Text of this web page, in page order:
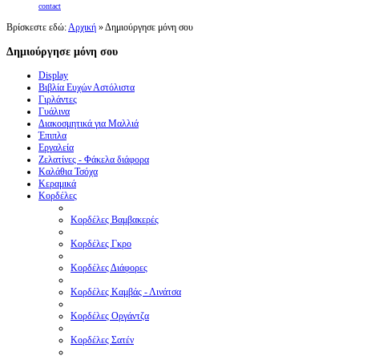
contact
Βρίσκεστε εδώ:Αρχική »Δημιούργησε μόνη σου
Δημιούργησε μόνη σου
Display
Βιβλία Ευχών Αστόλιστα
Γιρλάντες
Γυάλινα
Διακοσμητικά για Μαλλιά
Έπιπλα
Εργαλεία
Ζελατίνες - Φάκελα διάφορα
Καλάθια Τσόχα
Κεραμικά
Κορδέλες
Κορδέλες Βαμβακερές
Κορδέλες Γκρο
Κορδέλες Διάφορες
Κορδέλες Καμβάς - Λινάτσα
Κορδέλες Οργάντζα
Κορδέλες Σατέν